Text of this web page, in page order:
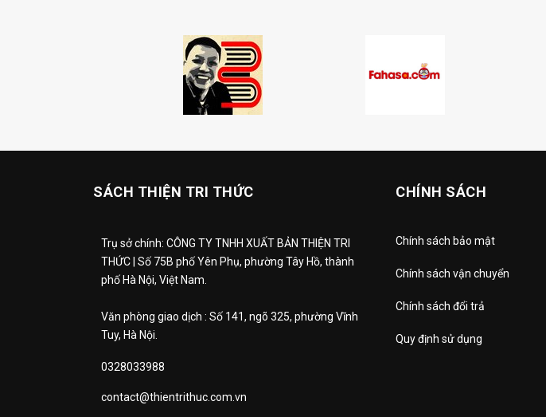
SÁCH THIỆN TRI THỨC
Trụ sở chính: CÔNG TY TNHH XUẤT BẢN THIỆN TRI
THỨC | Số 75B phố Yên Phụ, phường Tây Hồ, thành
phố Hà Nội, Việt Nam.
Văn phòng giao dịch : Số 141, ngõ 325, phường Vĩnh
Tuy, Hà Nội.
0328033988
contact@thientrithuc.com.vn
CHÍNH SÁCH
Chính sách bảo mật
Chính sách vận chuyển
Chính sách đổi trả
Quy định sử dụng